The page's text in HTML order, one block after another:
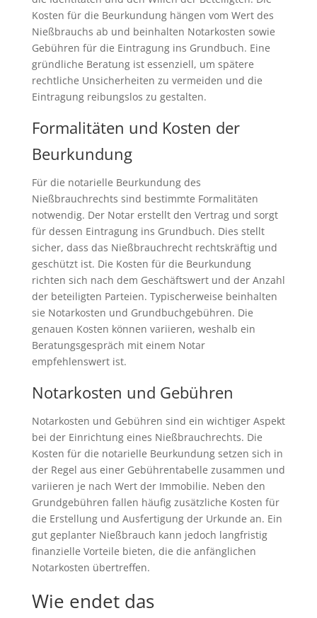
Kosten für die Beurkundung hängen vom Wert des
Nießbrauchs ab und beinhalten Notarkosten sowie
Gebühren für die Eintragung ins Grundbuch. Eine
gründliche Beratung ist essenziell, um spätere
rechtliche Unsicherheiten zu vermeiden und die
Eintragung reibungslos zu gestalten.
Formalitäten und Kosten der
Beurkundung
Für die notarielle Beurkundung des
Nießbrauchrechts sind bestimmte Formalitäten
notwendig. Der Notar erstellt den Vertrag und sorgt
für dessen Eintragung ins Grundbuch. Dies stellt
sicher, dass das Nießbrauchrecht rechtskräftig und
geschützt ist. Die Kosten für die Beurkundung
richten sich nach dem Geschäftswert und der Anzahl
der beteiligten Parteien. Typischerweise beinhalten
sie Notarkosten und Grundbuchgebühren. Die
genauen Kosten können variieren, weshalb ein
Beratungsgespräch mit einem Notar
empfehlenswert ist.
Notarkosten und Gebühren
Notarkosten und Gebühren sind ein wichtiger Aspekt
bei der Einrichtung eines Nießbrauchrechts. Die
Kosten für die notarielle Beurkundung setzen sich in
der Regel aus einer Gebührentabelle zusammen und
variieren je nach Wert der Immobilie. Neben den
Grundgebühren fallen häufig zusätzliche Kosten für
die Erstellung und Ausfertigung der Urkunde an. Ein
gut geplanter Nießbrauch kann jedoch langfristig
finanzielle Vorteile bieten, die die anfänglichen
Notarkosten übertreffen.
Wie endet das